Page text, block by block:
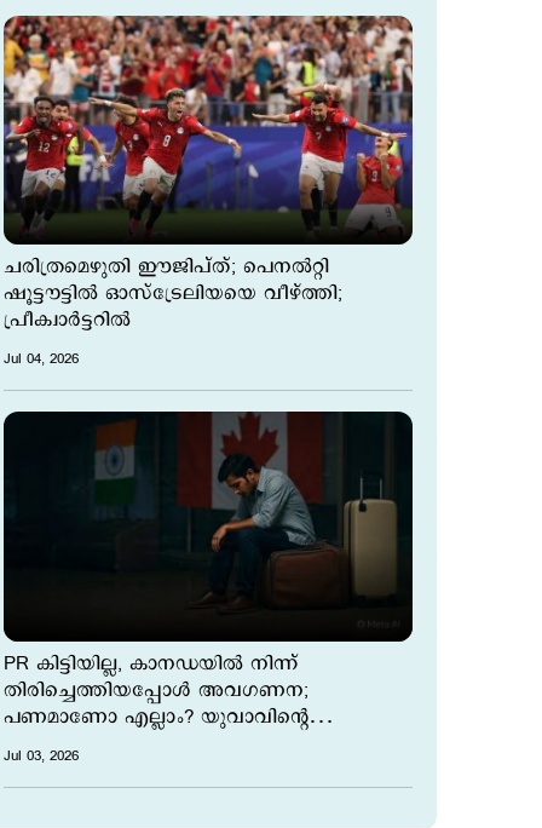
ചരിത്രമെഴുതി ഈജിപ്ത്; പെനല്‍റ്റി
ഷൂട്ടൗട്ടില്‍ ഓസ്ട്രേലിയയെ വീഴ്ത്തി;
പ്രീക്വാര്‍ട്ടറില്‍
Jul 04, 2026
PR കിട്ടിയില്ല, കാനഡയില്‍ നിന്ന്
തിരിച്ചെത്തിയപ്പോൾ അവഗണന;
പണമാണോ എല്ലാം? യുവാവിന്‍റെ
Jul 03, 2026